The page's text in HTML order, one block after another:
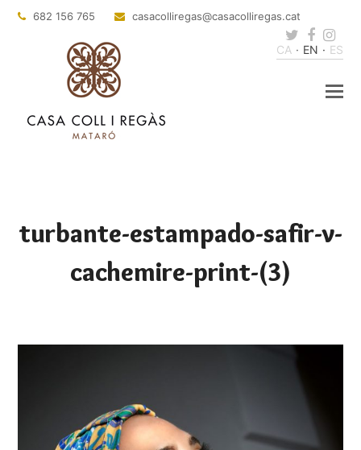
682 156 765 casacolliregas@casacolliregas.cat
Twitter
CA EN ES
turbante-estampado-safir-v-
cachemire-print-(3)